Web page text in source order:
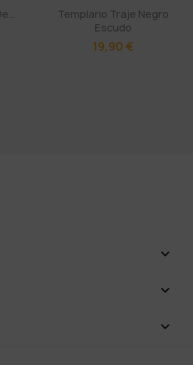
Templario Traje Negro
Escudo
19,90 €


